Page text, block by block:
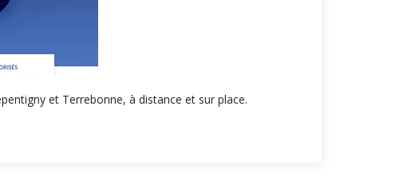
et Terrebonne, à distance et sur place.